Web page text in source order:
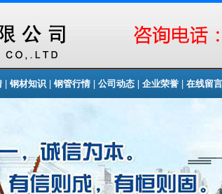
| 钢材知识 | 钢管行情| 公司动态| 企业荣誉| 在线留言